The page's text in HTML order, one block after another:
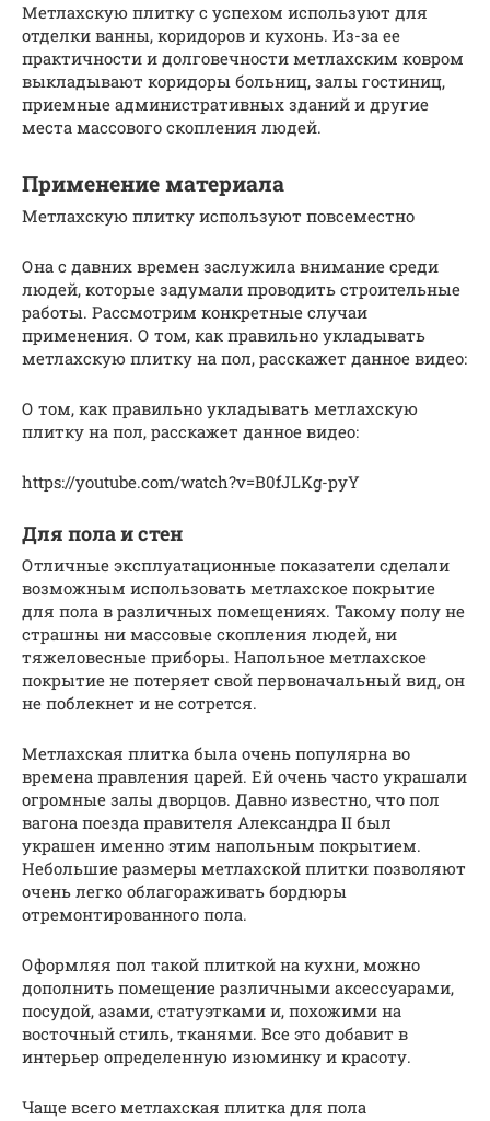
Метлахскую плитку с успехом используют для
отделки ванны, коридоров и кухонь. Из-за ее
практичности и долговечности метлахским ковром
выкладывают коридоры больниц, залы гостиниц,
приемные административных зданий и другие
места массового скопления людей.
Применение материала
Метлахскую плитку используют повсеместно
Она с давних времен заслужила внимание среди
людей, которые задумали проводить строительные
работы. Рассмотрим конкретные случаи
применения. О том, как правильно укладывать
метлахскую плитку на пол, расскажет данное видео:
О том, как правильно укладывать метлахскую
плитку на пол, расскажет данное видео:
https://youtube.com/watch?v=B0fJLKg-pyY
Для пола и стен
Отличные эксплуатационные показатели сделали
возможным использовать метлахское покрытие
для пола в различных помещениях. Такому полу не
страшны ни массовые скопления людей, ни
тяжеловесные приборы. Напольное метлахское
покрытие не потеряет свой первоначальный вид, он
не поблекнет и не сотрется.
Метлахская плитка была очень популярна во
времена правления царей. Ей очень часто украшали
огромные залы дворцов. Давно известно, что пол
вагона поезда правителя Александра II был
украшен именно этим напольным покрытием.
Небольшие размеры метлахской плитки позволяют
очень легко облагораживать бордюры
отремонтированного пола.
Оформляя пол такой плиткой на кухни, можно
дополнить помещение различными аксессуарами,
посудой, азами, статуэтками и, похожими на
восточный стиль, тканями. Все это добавит в
интерьер определенную изюминку и красоту.
Чаще всего метлахская плитка для пола